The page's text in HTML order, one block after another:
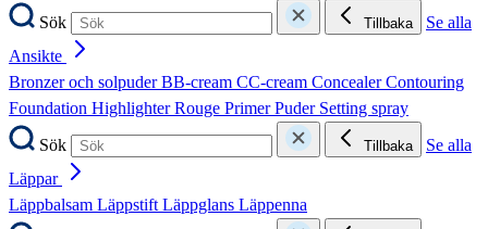
Sök Tillbaka
Se alla
Ansikte
Bronzer och solpuderBB-cream CC-cream ConcealerContouring
Foundation HighlighterRouge PrimerPuder Setting spray
Sök
Tillbaka
Se alla
Läppar
Läppbalsam LäppstiftLäppglans Läppenna